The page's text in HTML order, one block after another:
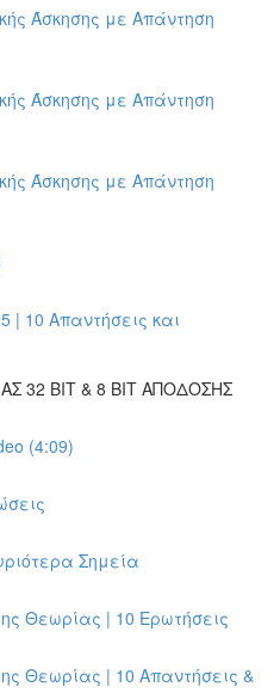
Άσκησης με Απάντηση
Άσκησης με Απάντηση
Άσκησης με Απάντηση
| 10 Απαντήσεις και
32 BIT & 8 BIT ΑΠΟΔΟΣΗΣ
(4:09)
Σημεία
Θεωρίας | 10 Ερωτήσεις
Θεωρίας | 10 Απαντήσεις &